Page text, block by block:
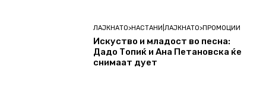
ЛАЈКНАТО>НАСТАНИ|ЛАЈКНАТО>ПРОМОЦИИ
Искуство и младост во песна:
Дадо Топиќ и Ана Петановска ќе
снимаат дует